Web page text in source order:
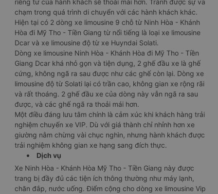
riêng tư của hành khách sẽ thoải mái hơn. Tránh được sự va
chạm trong quá trình di chuyển với các hành khách khác.
Hiện tại có 2 dòng xe limousine 9 chỗ từ Ninh Hòa - Khánh
Hòa đi Mỹ Tho - Tiền Giang từ nổi tiếng là loại xe limousine
Dcar và xe limousine độ từ xe Huyndai Solati.
Dòng xe limousine Ninh Hòa - Khánh Hòa đi Mỹ Tho - Tiền
Giang Dcar khá nhỏ gọn và tiện dụng, 2 ghế đầu xe là ghế
cứng, không ngã ra sau được như các ghế còn lại. Dòng xe
limousine độ từ Solati lại có trần cao, không gian xe rộng rãi
và rất thoáng. 2 ghế đầu xe của dòng này vẫn ngã ra sau
được, và các ghế ngã ra thoải mái hơn.
Một điều đáng lưu tâm chính là cảm xúc khi khách hàng trải
nghiệm chuyến xe VIP. Dù với giá thành chỉ nhỉnh hơn xe
giường nằm chừng vài chục nghìn, nhưng hành khách được
trải nghiệm không gian xe hạng sang đích thực.
Dịch vụ
Xe Ninh Hòa - Khánh Hòa Mỹ Tho - Tiền Giang này được
trang bị đầy đủ các tiện ích thông thường như máy lạnh,
chăn đắp, nước uống. Điểm cộng cho dòng xe limousine Vip